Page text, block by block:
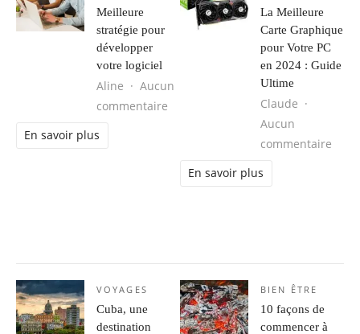
Meilleure
stratégie pour
développer
votre logiciel
Aline
Aucun
commentaire sur Meilleure stratégie pour
En savoir plus
La Meilleure
Carte Graphique
pour Votre PC
en 2024 : Guide
Ultime
Claude
Aucun
commentaire
En savoir plus
VOYAGES
Cuba, une
destination
BIEN ÊTRE
10 façons de
commencer à